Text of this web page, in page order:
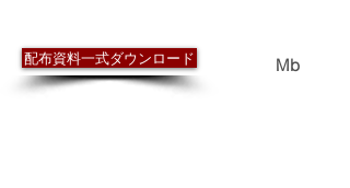
配布資料一式ダウンロード Mb